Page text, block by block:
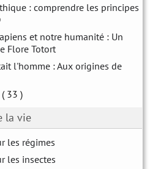
: comprendre les principes
et notre humanité : Un
Flore Totort
l'homme : Aux origines de
( 33 )
la vie
les régimes
les insectes